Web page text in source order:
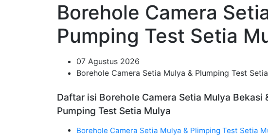
Borehole Camera
Pumping Test Setia
07 Agustus 2026
Borehole Camera Setia Mulya & Plumping Test
Daftar isi Borehole Camera Setia Mulya Bekasi
Pumping Test Setia Mulya
Borehole Camera Setia Mulya & Plimping Test Setia